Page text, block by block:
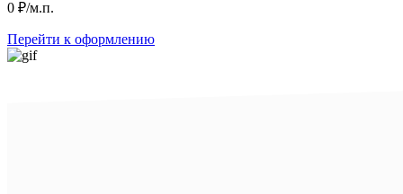
0 ₽/м.п.
Перейти к оформлению